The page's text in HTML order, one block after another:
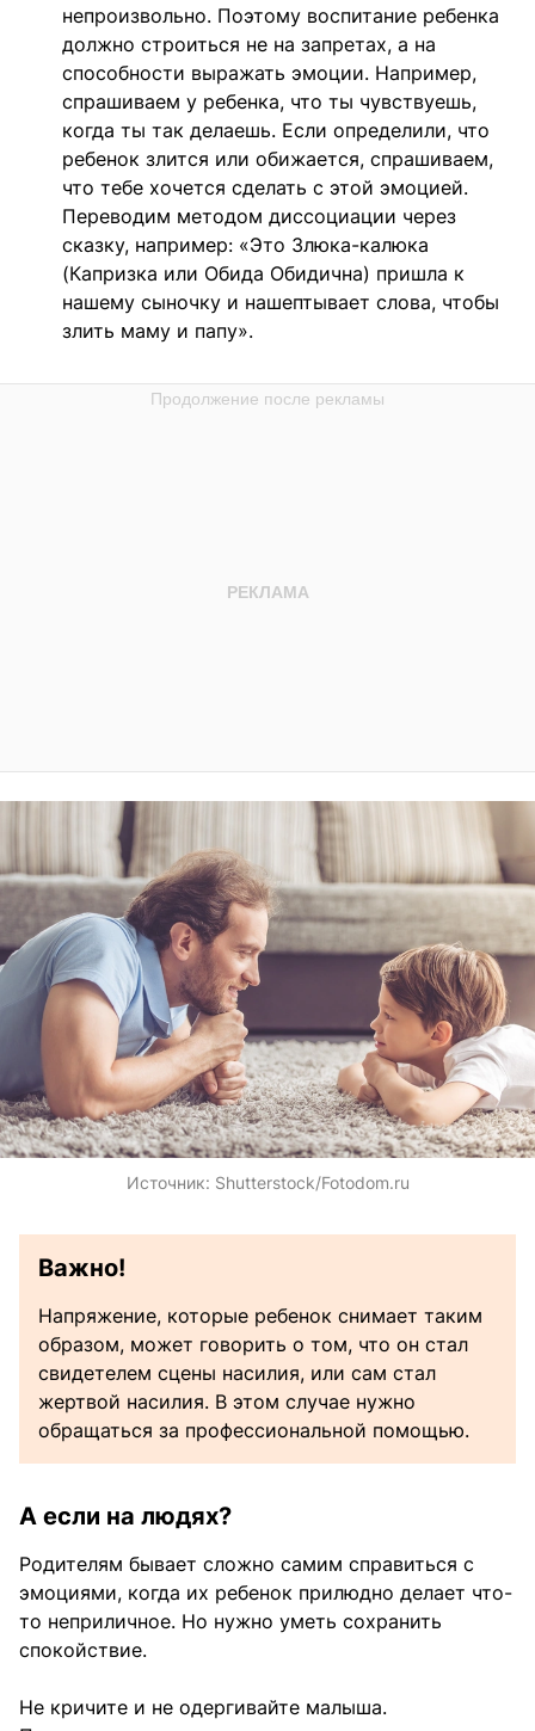
непроизвольно. Поэтому воспитание ребенка
должно строиться не на запретах, а на
способности выражать эмоции. Например,
спрашиваем у ребенка, что ты чувствуешь,
когда ты так делаешь. Если определили, что
ребенок злится или обижается, спрашиваем,
что тебе хочется сделать с этой эмоцией.
Переводим методом диссоциации через
сказку, например: «Это Злюка-калюка
(Капризка или Обида Обидична) пришла к
нашему сыночку и нашептывает слова, чтобы
злить маму и папу».
Источник: Shutterstock/Fotodom.ru
Важно!
Напряжение, которые ребенок снимает таким
образом, может говорить о том, что он стал
свидетелем сцены насилия, или сам стал
жертвой насилия. В этом случае нужно
обращаться за профессиональной помощью.
А если на людях?
Родителям бывает сложно самим справиться с
эмоциями, когда их ребенок прилюдно делает что-
то неприличное. Но нужно уметь сохранить
спокойствие.
Не кричите и не одергивайте малыша.